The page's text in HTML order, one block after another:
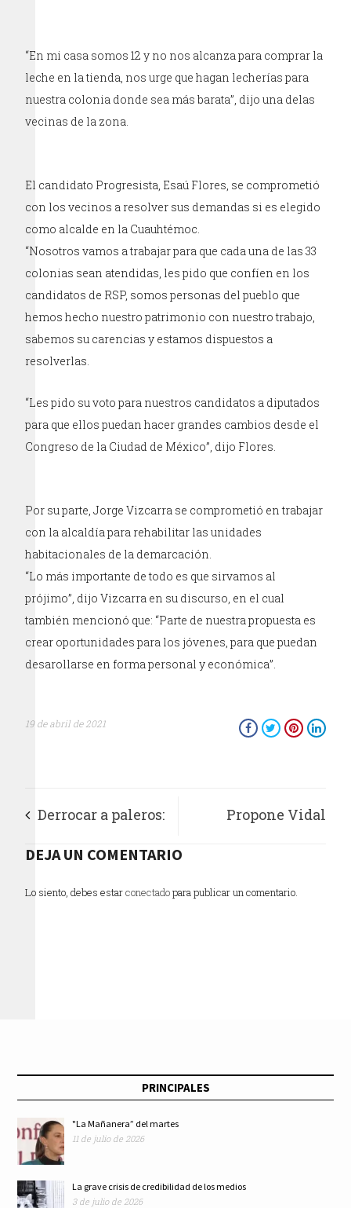
“En mi casa somos 12 y no nos alcanza para comprar la
leche en la tienda, nos urge que hagan lecherías para
nuestra colonia donde sea más barata”, dijo una delas
vecinas de la zona.
El candidato Progresista, Esaú Flores, se comprometió
con los vecinos a resolver sus demandas si es elegido
como alcalde en la Cuauhtémoc.
“Nosotros vamos a trabajar para que cada una de las 33
colonias sean atendidas, les pido que confíen en los
candidatos de RSP, somos personas del pueblo que
hemos hecho nuestro patrimonio con nuestro trabajo,
sabemos su carencias y estamos dispuestos a
resolverlas.
“Les pido su voto para nuestros candidatos a diputados
para que ellos puedan hacer grandes cambios desde el
Congreso de la Ciudad de México”, dijo Flores.
Por su parte, Jorge Vizcarra se comprometió en trabajar
con la alcaldía para rehabilitar las unidades
habitacionales de la demarcación.
“Lo más importante de todo es que sirvamos al
prójimo”, dijo Vizcarra en su discurso, en el cual
también mencionó que: “Parte de nuestra propuesta es
crear oportunidades para los jóvenes, para que puedan
desarollarse en forma personal y económica”.
19 de abril de 2021
Derrocar a paleros:
Chíguil Figueroa
Propone Vidal
reactivación
DEJA UN COMENTARIO
Lo siento, debes estarconectadopara publicar un comentario.
PRINCIPALES
"La Mañanera” del martes
11 de julio de 2026
La grave crisis de credibilidad de los medios
3 de julio de 2026